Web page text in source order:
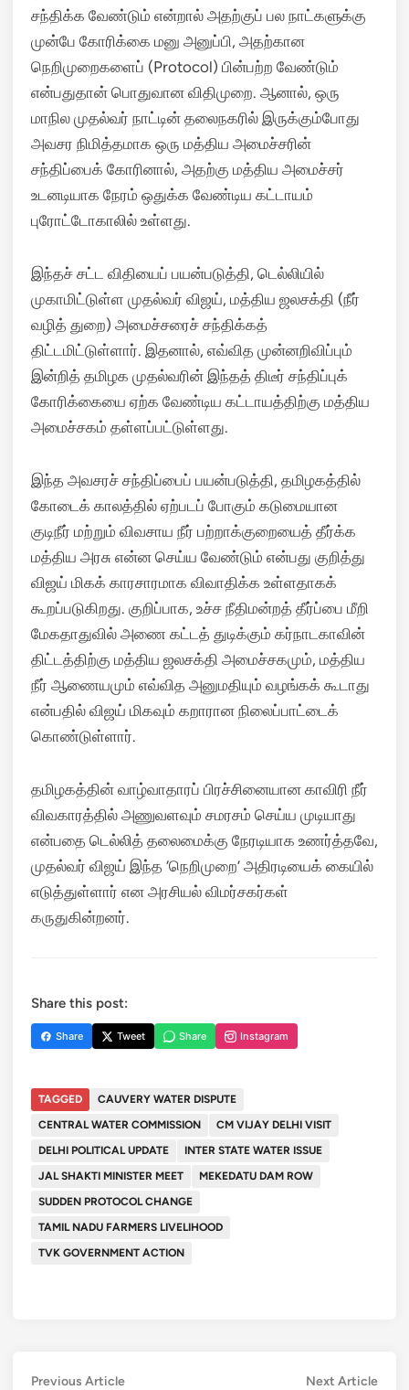
சந்திக்க வேண்டும் என்றால் அதற்குப் பல நாட்களுக்கு
முன்பே கோரிக்கை மனு அனுப்பி, அதற்கான
நெறிமுறைகளைப் (Protocol) பின்பற்ற வேண்டும்
என்பதுதான் பொதுவான விதிமுறை. ஆனால், ஒரு
மாநில முதல்வர் நாட்டின் தலைநகரில் இருக்கும்போது
அவசர நிமித்தமாக ஒரு மத்திய அமைச்சரின்
சந்திப்பைக் கோரினால், அதற்கு மத்திய அமைச்சர்
உடனடியாக நேரம் ஒதுக்க வேண்டிய கட்டாயம்
புரோட்டோகாலில் உள்ளது.
இந்தச் சட்ட விதியைப் பயன்படுத்தி, டெல்லியில்
முகாமிட்டுள்ள முதல்வர் விஜய், மத்திய ஜலசக்தி (நீர்
வழித் துறை) அமைச்சரைச் சந்திக்கத்
திட்டமிட்டுள்ளார். இதனால், எவ்வித முன்னறிவிப்பும்
இன்றித் தமிழக முதல்வரின் இந்தத் திடீர் சந்திப்புக்
கோரிக்கையை ஏற்க வேண்டிய கட்டாயத்திற்கு மத்திய
அமைச்சகம் தள்ளப்பட்டுள்ளது.
இந்த அவசரச் சந்திப்பைப் பயன்படுத்தி, தமிழகத்தில்
கோடைக் காலத்தில் ஏற்படப் போகும் கடுமையான
குடிநீர் மற்றும் விவசாய நீர் பற்றாக்குறையைத் தீர்க்க
மத்திய அரசு என்ன செய்ய வேண்டும் என்பது குறித்து
விஜய் மிகக் காரசாரமாக விவாதிக்க உள்ளதாகக்
கூறப்படுகிறது. குறிப்பாக, உச்ச நீதிமன்றத் தீர்ப்பை மீறி
மேகதாதுவில் அணை கட்டத் துடிக்கும் கர்நாடகாவின்
திட்டத்திற்கு மத்திய ஜலசக்தி அமைச்சகமும், மத்திய
நீர் ஆணையமும் எவ்வித அனுமதியும் வழங்கக் கூடாது
என்பதில் விஜய் மிகவும் கறாரான நிலைப்பாட்டைக்
கொண்டுள்ளார்.
தமிழகத்தின் வாழ்வாதாரப் பிரச்சினையான காவிரி நீர்
விவகாரத்தில் அணுவளவும் சமரசம் செய்ய முடியாது
என்பதை டெல்லித் தலைமைக்கு நேரடியாக உணர்த்தவே,
முதல்வர் விஜய் இந்த ‘நெறிமுறை’ அதிரடியைக் கையில்
எடுத்துள்ளார் என அரசியல் விமர்சகர்கள்
கருதுகின்றனர்.
Share this post:
Share Tweet Share Instagram
TAGGED
CAUVERY WATER DISPUTE
CENTRAL WATER COMMISSION
CM VIJAY DELHI VISIT
DELHI POLITICAL UPDATE
INTER STATE WATER ISSUE
JAL SHAKTI MINISTER MEET
MEKEDATU DAM ROW
SUDDEN PROTOCOL CHANGE
TAMIL NADU FARMERS LIVELIHOOD
TVK GOVERNMENT ACTION
Post
Previous ArticlePrevious Next ArticleNext